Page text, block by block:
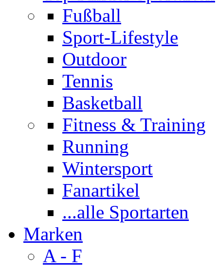
Fußball
Sport-Lifestyle
Outdoor
Tennis
Basketball
Fitness & Training
Running
Wintersport
Fanartikel
...alle Sportarten
Marken
A - F